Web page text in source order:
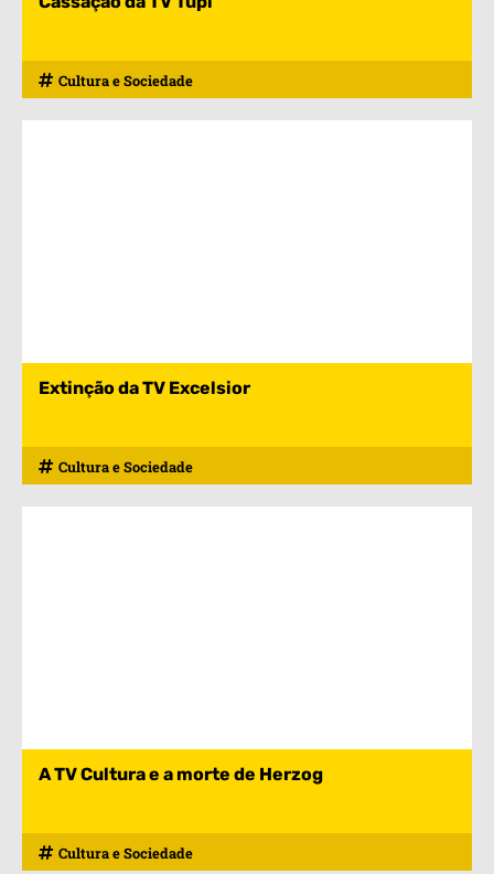
Cultura e Sociedade
Extinção da TV Excelsior
Cultura e Sociedade
A TV Cultura e a morte de Herzog
Cultura e Sociedade